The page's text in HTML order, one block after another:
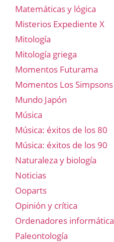
Matemáticas y lógica
Misterios Expediente X
Mitología
Mitología griega
Momentos Futurama
Momentos Los Simpsons
Mundo Japón
Música
Música: éxitos de los 80
Música: éxitos de los 90
Naturaleza y biología
Noticias
Ooparts
Opinión y crítica
Ordenadores informática
Paleontología